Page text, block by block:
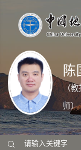
陈
（教
师）